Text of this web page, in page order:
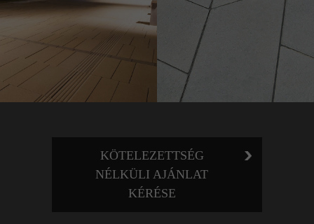
KÖTELEZETTSÉG
NÉLKÜLI AJÁNLAT
KÉRÉSE